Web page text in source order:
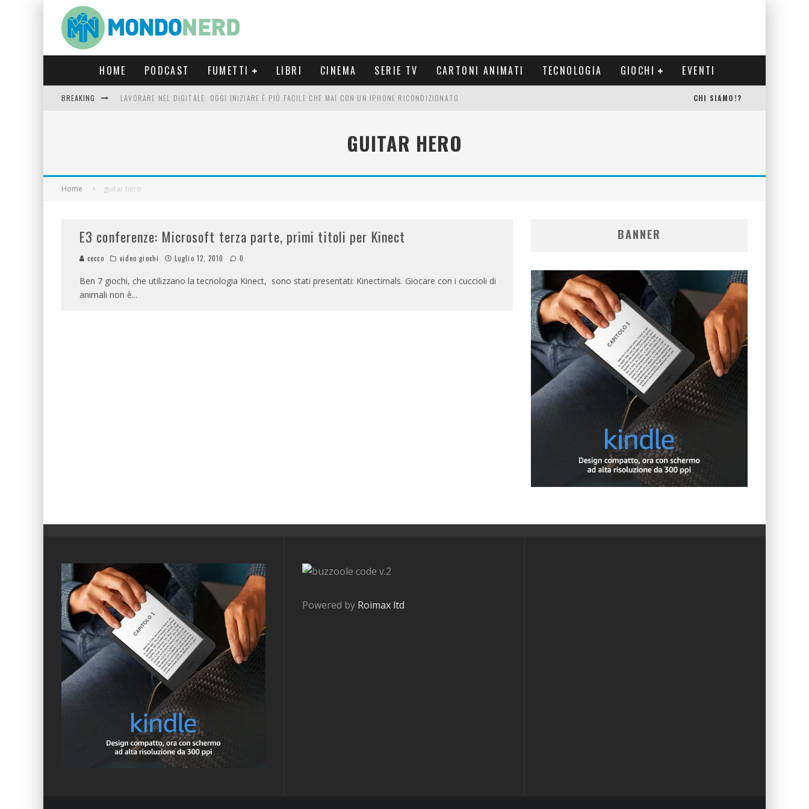
HOME PODCAST FUMETTI LIBRI CINEMA SERIE TV CARTONI ANIMATI TECNOLOGIA GIOCHI EVENTI
BREAKING LAVORARE NEL DIGITALE: OGGI INIZIARE È PIÙ FACILE CHE MAI CON UN IPHONE RICONDIZIONATO CHI SIAMO!?
GUITAR HERO
Home guitar hero
E3 conferenze: Microsoft terza parte, primi titoli per Kinect
cecco video giochi Luglio 12, 2010 0
Ben 7 giochi, che utilizzano la tecnologia Kinect, sono stati presentati: Kinectimals. Giocare con i cuccioli di
animali non è...
BANNER
v.2
Powered by Roimax ltd